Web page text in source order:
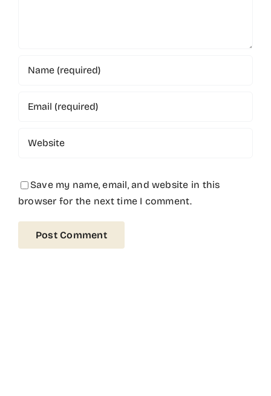
Save my name, email, and website in this
browser for the next time I comment.